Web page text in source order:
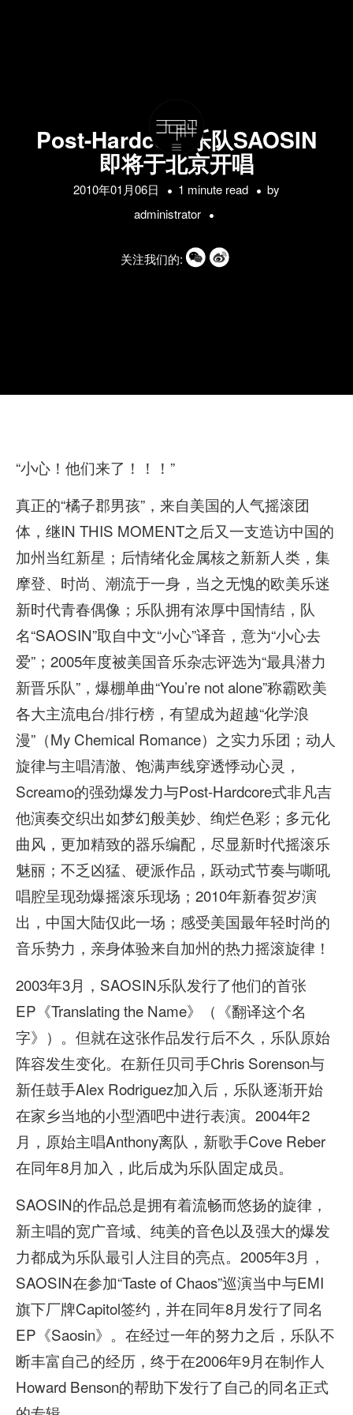
Post-Hardcore乐队SAOSIN
即将于北京开唱
2010年01月06日 1 minute read
by
administrator
关注我们的:
“小心！他们来了！！！”
真正的“橘子郡男孩”，来自美国的人气摇滚团
体，继IN THIS MOMENT之后又一支造访中国的
加州当红新星；后情绪化金属核之新新人类，集
摩登、时尚、潮流于一身，当之无愧的欧美乐迷
新时代青春偶像；乐队拥有浓厚中国情结，队
名“SAOSIN”取自中文“小心”译音，意为“小心去
爱”；2005年度被美国音乐杂志评选为“最具潜力
新晋乐队”，爆棚单曲“You’re not alone”称霸欧美
各大主流电台/排行榜，有望成为超越“化学浪
漫”（My Chemical Romance）之实力乐团；动人
旋律与主唱清澈、饱满声线穿透悸动心灵，
Screamo的强劲爆发力与Post-Hardcore式非凡吉
他演奏交织出如梦幻般美妙、绚烂色彩；多元化
曲风，更加精致的器乐编配，尽显新时代摇滚乐
魅丽；不乏凶猛、硬派作品，跃动式节奏与嘶吼
唱腔呈现劲爆摇滚乐现场；2010年新春贺岁演
出，中国大陆仅此一场；感受美国最年轻时尚的
音乐势力，亲身体验来自加州的热力摇滚旋律！
2003年3月，SAOSIN乐队发行了他们的首张
EP《Translating the Name》（《翻译这个名
字》）。但就在这张作品发行后不久，乐队原始
阵容发生变化。在新任贝司手Chris Sorenson与
新任鼓手Alex Rodriguez加入后，乐队逐渐开始
在家乡当地的小型酒吧中进行表演。2004年2
月，原始主唱Anthony离队，新歌手Cove Reber
在同年8月加入，此后成为乐队固定成员。
SAOSIN的作品总是拥有着流畅而悠扬的旋律，
新主唱的宽广音域、纯美的音色以及强大的爆发
力都成为乐队最引人注目的亮点。2005年3月，
SAOSIN在参加“Taste of Chaos”巡演当中与EMI
旗下厂牌Capitol签约，并在同年8月发行了同名
EP《Saosin》。在经过一年的努力之后，乐队不
断丰富自己的经历，终于在2006年9月在制作人
Howard Benson的帮助下发行了自己的同名正式